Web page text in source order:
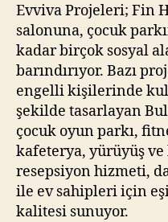
Evviva Projeleri; Fin
salonuna, çocuk
kadar birçok sosyal
barındırıyor. Bazı
engelli kişilerinde
şekilde tasarlayan
çocuk oyun parkı,
kafeterya, yürüyüş ve
resepsiyon hizmeti,
ile ev sahipleri için
kalitesi sunuyor.